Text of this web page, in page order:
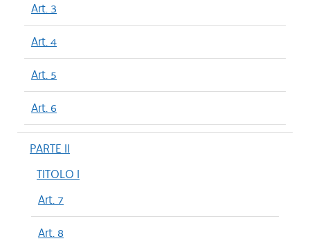
Art. 3
Art. 4
Art. 5
Art. 6
PARTE II
TITOLO I
Art. 7
Art. 8